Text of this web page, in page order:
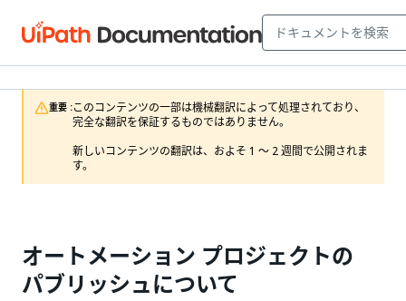
重要 :このコンテンツの一部は機械翻訳によって処理されており、
完全な翻訳を保証するものではありません。
新しいコンテンツの翻訳は、およそ 1 ～ 2 週間で公開されま
す。
オートメーション プロジェクトの
パブリッシュについて